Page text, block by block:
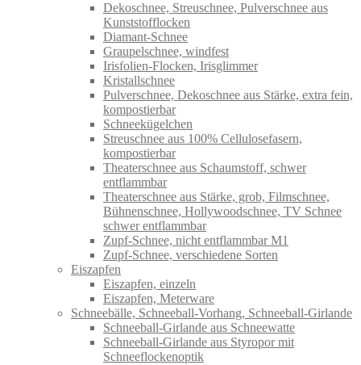
Dekoschnee, Streuschnee, Pulverschnee aus
Kunststofflocken
Diamant-Schnee
Graupelschnee, windfest
Irisfolien-Flocken, Irisglimmer
Kristallschnee
Pulverschnee, Dekoschnee aus Stärke, extra fein,
kompostierbar
Schneekügelchen
Streuschnee aus 100% Cellulosefasern,
kompostierbar
Theaterschnee aus Schaumstoff, schwer
entflammbar
Theaterschnee aus Stärke, grob, Filmschnee,
Bühnenschnee, Hollywoodschnee, TV Schnee
schwer entflammbar
Zupf-Schnee, nicht entflammbar M1
Zupf-Schnee, verschiedene Sorten
Eiszapfen
Eiszapfen, einzeln
Eiszapfen, Meterware
Schneebälle, Schneeball-Vorhang, Schneeball-Girlande
Schneeball-Girlande aus Schneewatte
Schneeball-Girlande aus Styropor mit
Schneeflockenoptik